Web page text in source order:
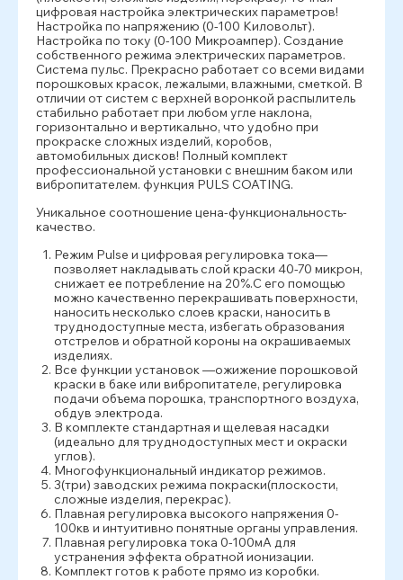
цифровая настройка электрических параметров!
Настройка по напряжению (0-100 Киловольт).
Настройка по току (0-100 Микроампер). Создание
собственного режима электрических параметров.
Система пульс. Прекрасно работает со всеми видами
порошковых красок, лежалыми, влажными, сметкой. В
отличии от систем с верхней воронкой распылитель
стабильно работает при любом угле наклона,
горизонтально и вертикально, что удобно при
прокраске сложных изделий, коробов,
автомобильных дисков! Полный комплект
профессиональной установки с внешним баком или
вибропитателем. функция PULS COATING.
Уникальное соотношение цена-функциональность-
качество.
Режим Pulse и цифровая регулировка тока—
позволяет накладывать слой краски 40-70 микрон,
снижает ее потребление на 20%.С его помощью
можно качественно перекрашивать поверхности,
наносить несколько слоев краски, наносить в
труднодоступные места, избегать образования
отстрелов и обратной короны на окрашиваемых
изделиях.
Все функции установок —ожижение порошковой
краски в баке или вибропитателе, регулировка
подачи объема порошка, транспортного воздуха,
обдув электрода.
В комплекте стандартная и щелевая насадки
(идеально для труднодоступных мест и окраски
углов).
Многофункциональный индикатор режимов.
3(три) заводских режима покраски(плоскости,
сложные изделия, перекрас).
Плавная регулировка высокого напряжения 0-
100кв и интуитивно понятные органы управления.
Плавная регулировка тока 0-100мА для
устранения эффекта обратной ионизации.
Комплект готов к работе прямо из коробки.